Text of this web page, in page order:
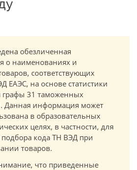
обезличенная
о наименованиях и
соответствующих
ЕАЭС, на основе статистики
графы 31 таможенных
Данная информация может
в образовательных
целях, в частности, для
подбора кода ТН ВЭД при
товаров.
что приведенные